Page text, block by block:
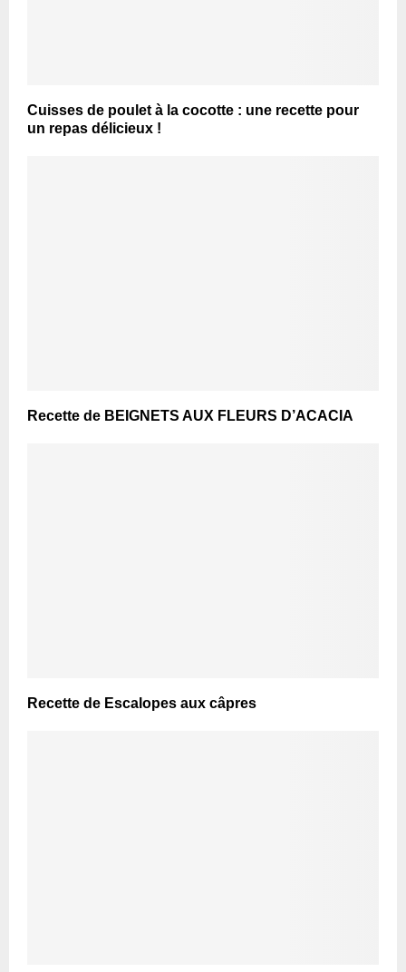
Cuisses de poulet à la cocotte : une recette pour
un repas délicieux !
Recette de BEIGNETS AUX FLEURS D’ACACIA
Recette de Escalopes aux câpres